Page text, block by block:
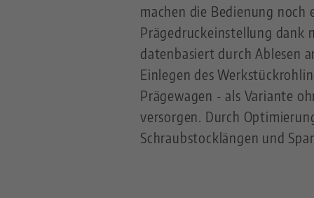
machen die Bedienung noch
Prägedruckeinstellung dank
datenbasiert durch Ablesen
Einlegen des
Prägewagen - als Variante
versorgen. Durch
Schraubstocklängen und